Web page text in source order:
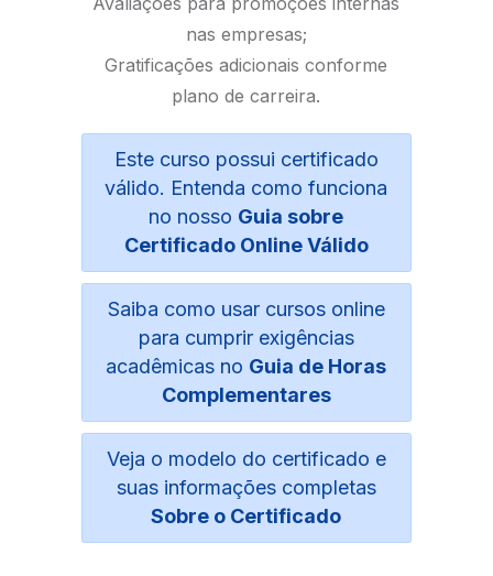
nas empresas;
Gratificações adicionais conforme
plano de carreira.
Este curso possui certificado
válido. Entenda como funciona
no nosso Guia sobre
Certificado Online Válido
Saiba como usar cursos online
para cumprir exigências
acadêmicas no Guia de Horas
Complementares
Veja o modelo do certificado e
suas informações completas
Sobre o Certificado